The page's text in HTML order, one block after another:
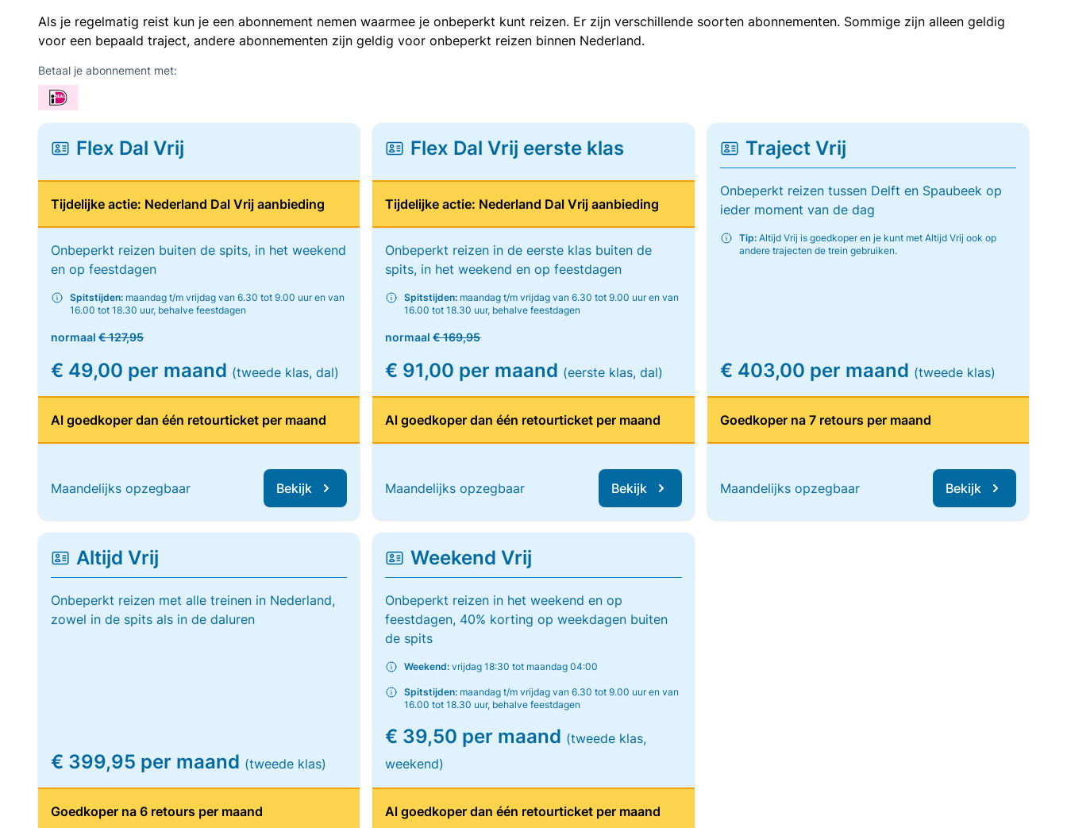
Als je regelmatig reist kun je een abonnement nemen waarmee je onbeperkt kunt reizen. Er zijn verschillende soorten abonnementen. Sommige zijn alleen geldig
voor een bepaald traject, andere abonnementen zijn geldig voor onbeperkt reizen binnen Nederland.
Betaal je abonnement met:
Flex Dal Vrij
Tijdelijke actie: Nederland Dal Vrij aanbieding
Onbeperkt reizen buiten de spits, in het weekend
en op feestdagen
Spitstijden: maandag t/m vrijdag van 6.30 tot 9.00 uur en van
16.00 tot 18.30 uur, behalve feestdagen
normaal € 127,95
€ 49,00 per maand (tweede klas, dal)
Al goedkoper dan één retourticket per maand
Maandelijks opzegbaar Bekijk
Flex Dal Vrij eerste klas
Tijdelijke actie: Nederland Dal Vrij aanbieding
Onbeperkt reizen in de eerste klas buiten de
spits, in het weekend en op feestdagen
Spitstijden: maandag t/m vrijdag van 6.30 tot 9.00 uur en van
16.00 tot 18.30 uur, behalve feestdagen
normaal€ 169,95
€ 91,00 per maand (eerste klas, dal)
Al goedkoper dan één retourticket per maand
Maandelijks opzegbaar Bekijk
Traject Vrij
Onbeperkt reizen tussen Delft en Spaubeek op
ieder moment van de dag
Tip:Altijd Vrij is goedkoper en je kunt met Altijd Vrij ook op
andere trajecten de trein gebruiken.
€ 403,00 per maand (tweede klas)
Goedkoper na 7 retours per maand
Maandelijks opzegbaar Bekijk
Altijd Vrij
Onbeperkt reizen met alle treinen in Nederland,
zowel in de spits als in de daluren
€ 399,95 per maand (tweede klas)
Goedkoper na 6 retours per maand
Weekend Vrij
Onbeperkt reizen in het weekend en op
feestdagen, 40% korting op weekdagen buiten
de spits
Weekend: vrijdag 18:30 tot maandag 04:00
Spitstijden: maandag t/m vrijdag van 6.30 tot 9.00 uur en van
16.00 tot 18.30 uur, behalve feestdagen
€ 39,50 per maand (tweede klas,
weekend)
Al goedkoper dan één retourticket per maand